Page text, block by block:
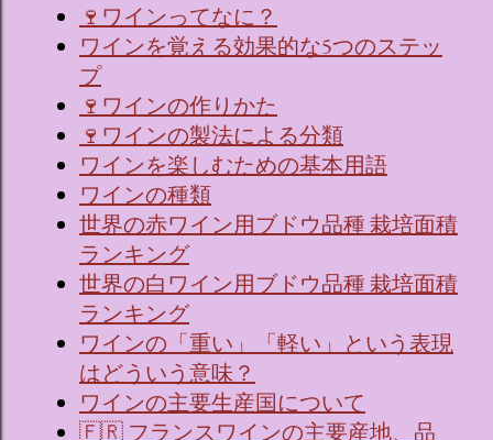
🍷ワインってなに？
ワインを覚える効果的な5つのステッ
プ
🍷ワインの作りかた
🍷ワインの製法による分類
ワインを楽しむための基本用語
ワインの種類
世界の赤ワイン用ブドウ品種 栽培面積
ランキング
世界の白ワイン用ブドウ品種 栽培面積
ランキング
ワインの「重い」「軽い」という表現
はどういう意味？
ワインの主要生産国について
🇫🇷 フランスワインの主要産地、品